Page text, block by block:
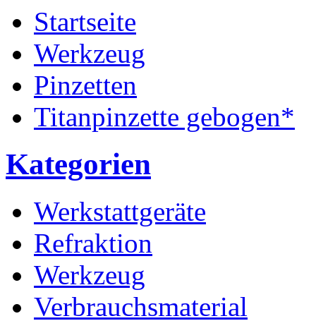
Startseite
Werkzeug
Pinzetten
Titanpinzette gebogen*
Kategorien
Werkstattgeräte
Refraktion
Werkzeug
Verbrauchsmaterial